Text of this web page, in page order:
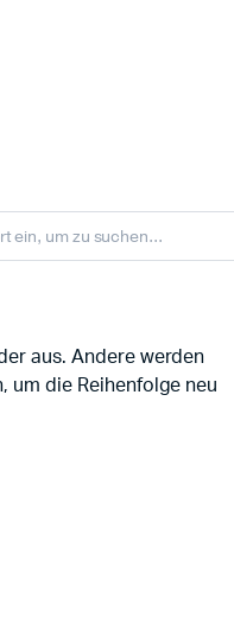
aus. Andere werden
um die Reihenfolge neu